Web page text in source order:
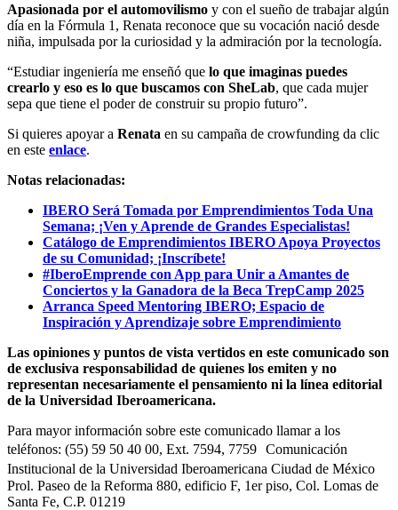
Apasionada por el automovilismo y con el sueño de trabajar algún
día en la Fórmula 1, Renata reconoce que su vocación nació desde
niña, impulsada por la curiosidad y la admiración por la tecnología.
“Estudiar ingeniería me enseñó que lo que imaginas puedes
crearlo y eso es lo que buscamos con SheLab, que cada mujer
sepa que tiene el poder de construir su propio futuro”.
Si quieres apoyar a Renata en su campaña de crowfunding da clic
en este enlace.
Notas relacionadas:
IBERO Será Tomada por Emprendimientos Toda Una
Semana; ¡Ven y Aprende de Grandes Especialistas!
Catálogo de Emprendimientos IBERO Apoya Proyectos
de su Comunidad; ¡Inscríbete!
#IberoEmprende con App para Unir a Amantes de
Conciertos y la Ganadora de la Beca TrepCamp 2025
Arranca Speed Mentoring IBERO; Espacio de
Inspiración y Aprendizaje sobre Emprendimiento
Las opiniones y puntos de vista vertidos en este comunicado son
de exclusiva responsabilidad de quienes los emiten y no
representan necesariamente el pensamiento ni la línea editorial
de la Universidad Iberoamericana.
Para mayor información sobre este comunicado llamar a los
teléfonos: (55) 59 50 40 00, Ext. 7594, 7759 Comunicación
Institucional de la Universidad Iberoamericana Ciudad de México
Prol. Paseo de la Reforma 880, edificio F, 1er piso, Col. Lomas de
Santa Fe, C.P. 01219